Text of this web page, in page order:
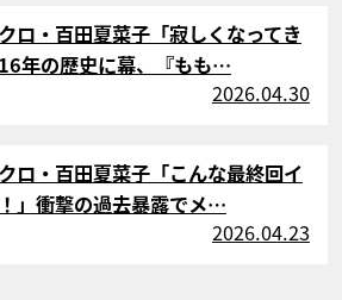
ル
ロ・百田夏菜子「寂しくなってき
年の歴史に幕、『もも…
2026.04.30
ル
ロ・百田夏菜子「こんな最終回イ
」衝撃の過去暴露でメ…
2026.04.23